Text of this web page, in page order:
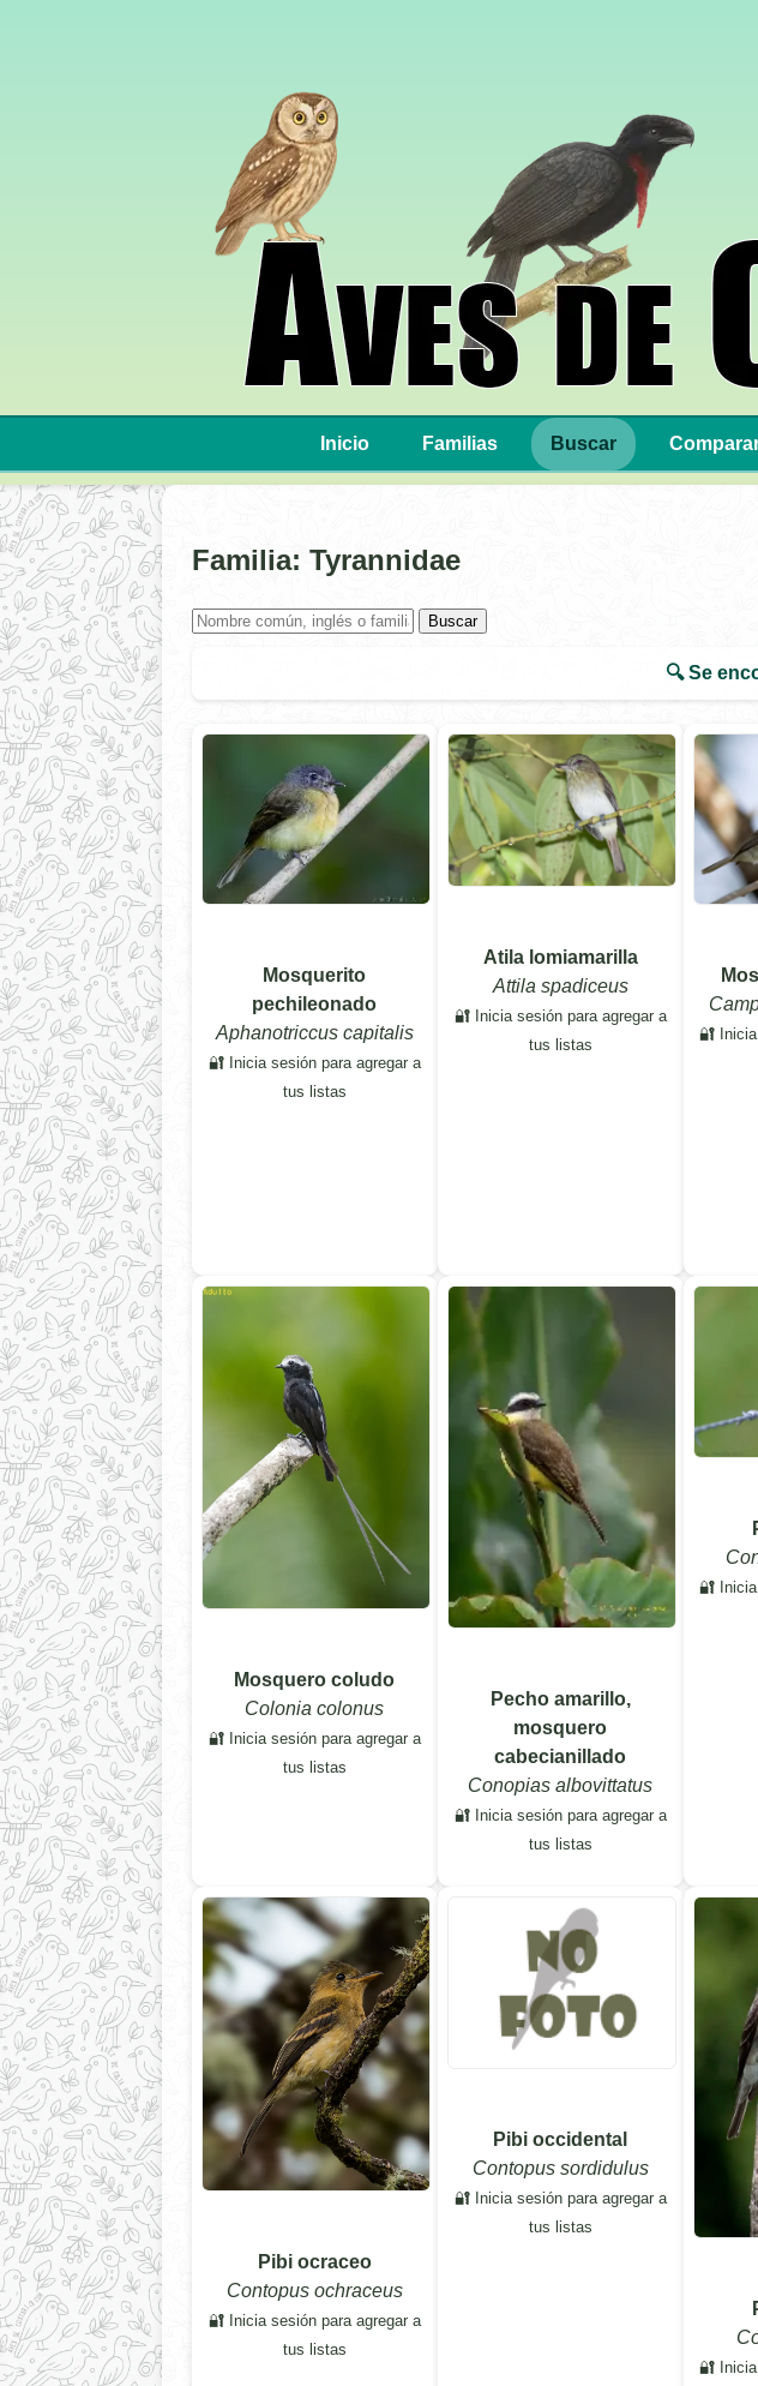
Inicio Familias Buscar
Familia: Tyrannidae
Buscar
🔍 Se
Mosquerito
pechileonado
Aphanotriccus capitalis
🔐 Inicia sesión para agregar a
tus listas
Atila lomiamarilla
Attila spadiceus
🔐 Inicia sesión para agregar a
tus listas
🔐
Mosquero coludo
Colonia colonus
🔐 Inicia sesión para agregar a
tus listas
Pecho amarillo,
mosquero
cabecianillado
Conopias albovittatus
🔐 Inicia sesión para agregar a
tus listas
🔐
Pibi ocraceo
Contopus ochraceus
🔐 Inicia sesión para agregar a
tus listas
Pibi occidental
Contopus sordidulus
🔐 Inicia sesión para agregar a
tus listas
🔐